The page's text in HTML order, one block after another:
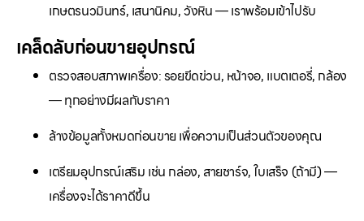
เกษตรนวมินทร์, เสนานิคม, วังหิน — เราพร้อมเข้าไปรับ
เคล็ดลับก่อนขายอุปกรณ์
ตรวจสอบสภาพเครื่อง: รอยขีดข่วน, หน้าจอ, แบตเตอรี่, กล้อง
— ทุกอย่างมีผลกับราคา
ล้างข้อมูลทั้งหมดก่อนขาย เพื่อความเป็นส่วนตัวของคุณ
เตรียมอุปกรณ์เสริม เช่น กล่อง, สายชาร์จ, ใบเสร็จ (ถ้ามี) —
เครื่องจะได้ราคาดีขึ้น